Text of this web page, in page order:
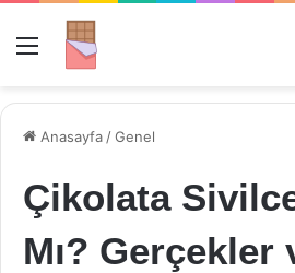
Menü
Anasayfa /Genel
Çikolata
Mı? Gerçekler